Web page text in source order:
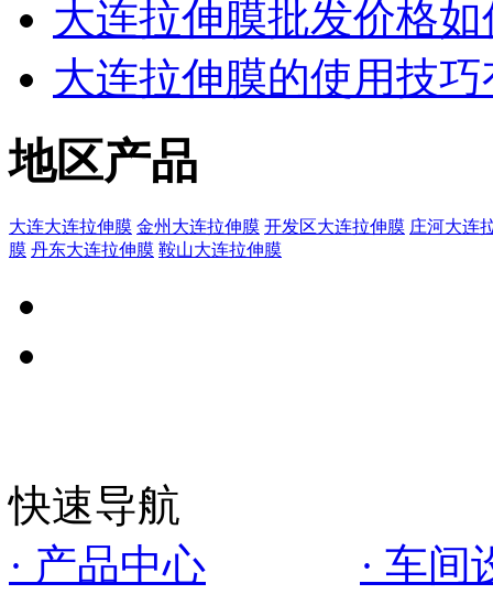
大连拉伸膜批发价格
大连拉伸膜的使用技
地区产品
大连大连拉伸膜 金州大连拉伸膜 开发区大连拉伸膜 庄河大连
膜 丹东大连拉伸膜 鞍山大连拉伸膜
快速导航
· 产品中心
· 车间